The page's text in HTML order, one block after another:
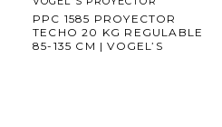
PPC 1585 PROYECTOR
TECHO 20 KG REGULABLE
85-135 CM | VOGEL’S